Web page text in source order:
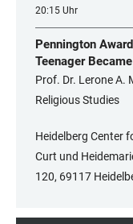
20:15 Uhr
Pennington
Teenager
Prof. Dr. Lerone A.
Religious Studies
Heidelberg Center
Curt und
120, 69117